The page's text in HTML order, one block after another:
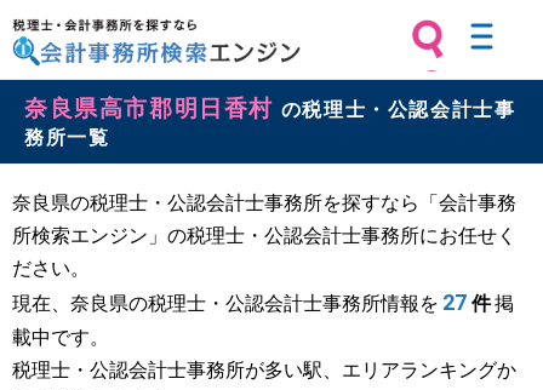
税理士・会計事務所を探すなら 会計
事務所検索エンジン
奈良県高市郡明日香村 の税理士・公認会計士事
務所一覧
奈良県の税理士・公認会計士事務所を探すなら「会計事務
所検索エンジン」の税理士・公認会計士事務所にお任せく
ださい。
現在、奈良県の税理士・公認会計士事務所情報を 27 件掲
載中です。
税理士・公認会計士事務所が多い駅、エリアランキングか